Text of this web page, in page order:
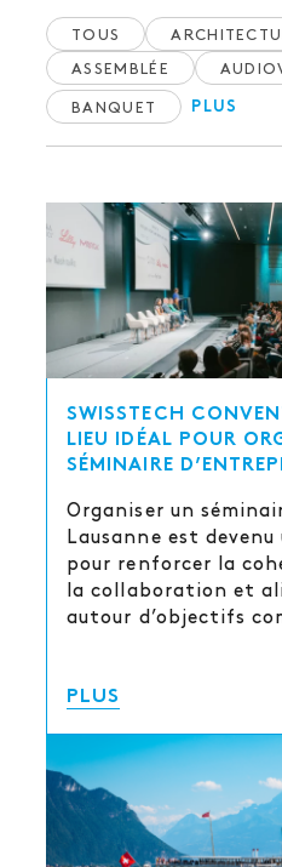
TOUS
ASSEMBLÉE
BANQUET PLUS
SWISSTECH
LIEU IDÉAL POUR
SÉMINAIRE
Organiser un
Lausanne est
pour renforcer la
la collaboration et
autour d’objectifs
PLUS